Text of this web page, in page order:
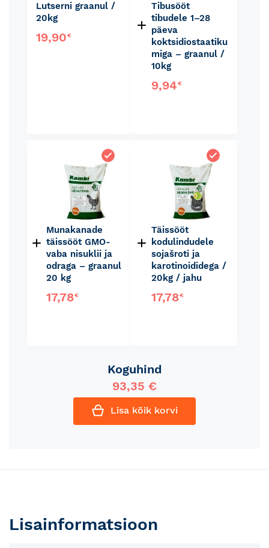
Lutserni graanul /
20kg
19,90€
Tibusööt
tibudele 1–28
päeva
koktsidiostaatiku
miga – graanul /
10kg
9,94€
Munakanade
täissööt GMO-
vaba nisuklii ja
odraga – graanul
20 kg
17,78€
Täissööt
kodulindudele
sojašroti ja
karotinoididega /
20kg / jahu
17,78€
Lisa kõik korvi
Koguhind
93,35 €
Lisainformatsioon